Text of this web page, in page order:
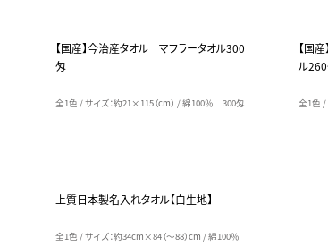
【国産】今治産タオル マフラータオル300
匁
全1色 / サイズ：約21×115（cm） / 綿100％ 300匁
【国
ル
全1色 /
上質日本製名入れタオル【白生地】
全1色 / サイズ：約34cm×84（～88）cm / 綿100％